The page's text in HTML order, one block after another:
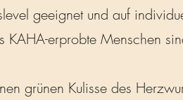
geeignet und auf
KAHA-erprobte Menschen
grünen Kulisse des